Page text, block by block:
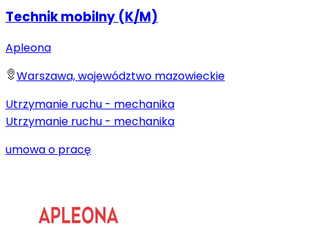
Technik mobilny (K/M)
Apleona
Warszawa, województwo mazowieckie
Utrzymanie ruchu - mechanika
Utrzymanie ruchu - mechanika
umowa o pracę